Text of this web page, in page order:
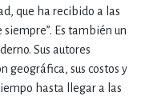
que ha recibido a las
Es también un
Sus autores
geográfica, sus costos y
hasta llegar a las